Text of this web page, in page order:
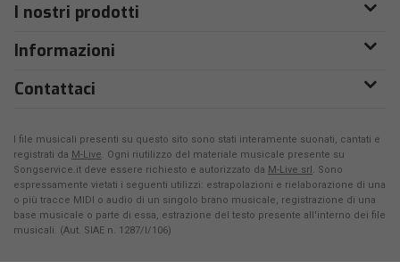
I nostri prodotti
Informazioni
Contattaci
I file musicali presenti su questo sito sono stati interamente suonati, cantati e
registrati da M-Live. Ogni riutilizzo del materiale musicale presente su
Songservice.it deve essere richiesto e autorizzato da M-Live srl. Sono
espressamente vietati i seguenti utilizzi: estrapolazioni e rielaborazione di una
o più tracce MIDI o audio di un singolo brano musicale, registrazione di una
base musicale o parte di essa, estrazione del testo presente all'interno dei file
musicali. (Aut. SIAE n. 1287/I/106)